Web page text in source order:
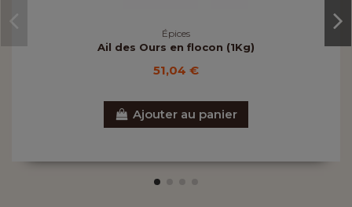
Épices
Ail des Ours en flocon (1Kg)
51,04 €
Ajouter au panier